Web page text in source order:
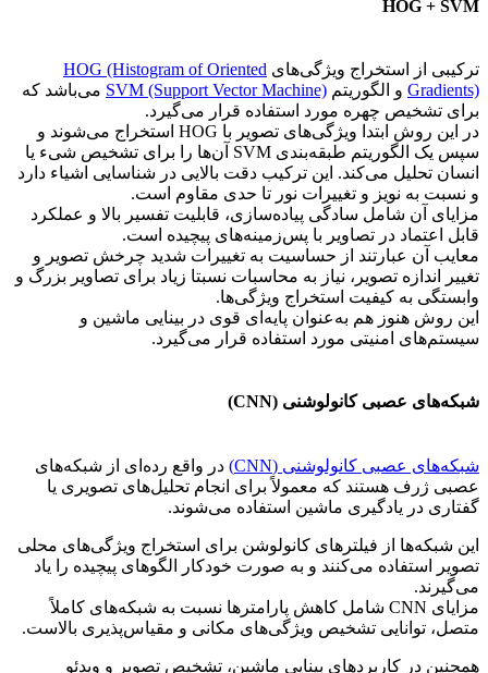
HOG + SVM
ترکیبی از استخراج ویژگی‌های HOG (Histogram of Oriented
Gradients) و الگوریتم SVM (Support Vector Machine) می‌باشد که
برای تشخیص چهره مورد استفاده قرار می‌گیرد.
در این روش ابتدا ویژگی‌های تصویر با HOG استخراج می‌شوند و
سپس یک الگوریتم طبقه‌بندی SVM آن‌ها را برای تشخیص شیء یا
انسان تحلیل می‌کند. این ترکیب دقت بالایی در شناسایی اشیاء دارد
و نسبت به نویز و تغییرات نور تا حدی مقاوم است.
مزایای آن شامل سادگی پیاده‌سازی، قابلیت تفسیر بالا و عملکرد
قابل اعتماد در تصاویر با پس‌زمینه‌های پیچیده است.
معایب آن عبارتند از حساسیت به تغییرات شدید چرخش تصویر و
تغییر اندازه تصویر، نیاز به محاسبات نسبتا زیاد برای تصاویر بزرگ و
وابستگی به کیفیت استخراج ویژگی‌ها.
این روش هنوز هم به‌عنوان پایه‌ای قوی در بینایی ماشین و
سیستم‌های امنیتی مورد استفاده قرار می‌گیرد.
شبکه‌های عصبی کانولوشنی (CNN)
شبکه‌های عصبی کانولوشنی (CNN)
در واقع رده‌ای از شبکه‌های
عصبی ژرف هستند که معمولاً برای انجام تحلیل‌های تصویری یا
گفتاری در یادگیری ماشین استفاده می‌شوند.
این شبکه‌ها از فیلترهای کانولوشن برای استخراج ویژگی‌های محلی
تصویر استفاده می‌کنند و به صورت خودکار الگوهای پیچیده را یاد
می‌گیرند.
مزایای CNN شامل کاهش پارامترها نسبت به شبکه‌های کاملاً
متصل، توانایی تشخیص ویژگی‌های مکانی و مقیاس‌پذیری بالاست.
همچنین در کاربردهای بینایی ماشین، تشخیص تصویر و ویدئو